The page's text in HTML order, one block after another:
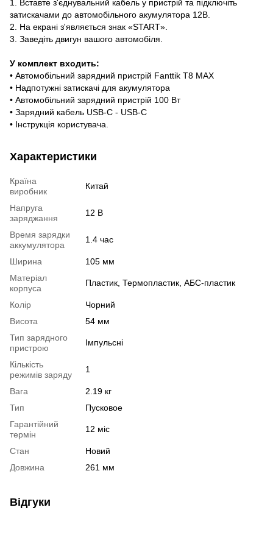
1. Вставте з'єднувальний кабель у пристрій та підключіть
затискачами до автомобільного акумулятора 12В.
2. На екрані з'являється знак «START».
3. Заведіть двигун вашого автомобіля.
У комплект входить:
• Автомобільний зарядний пристрій Fanttik T8 MAX
• Надпотужні затискачі для акумулятора
• Автомобільний зарядний пристрій 100 Вт
• Зарядний кабель USB-C - USB-C
• Інструкція користувача.
Характеристики
Країна
виробник
Китай
Напруга
заряджання
12 В
Время зарядки
аккумулятора
1.4 час
Ширина
105 мм
Матеріал
корпуса
Пластик, Термопластик, АБС-пластик
Колір
Чорний
Висота
54 мм
Тип зарядного
пристрою
Імпульсні
Кількість
режимів заряду
1
Вага
2.19 кг
Тип
Пусковое
Гарантійний
термін
12 міс
Стан
Новий
Довжина
261 мм
Відгуки